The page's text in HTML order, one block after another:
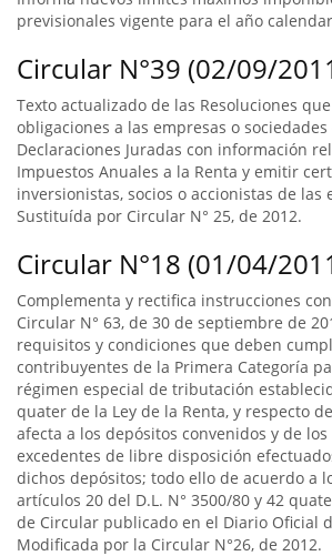
previsionales vigente para el año
Circular N°39 (02/09/
Texto actualizado de las Resoluciones
obligaciones a las empresas o
Declaraciones Juradas con información
Impuestos Anuales a la Renta y emitir
inversionistas, socios o accionistas de las
Sustituída por Circular N° 25, de 2012.
Circular N°18 (01/04/
Complementa y rectifica instrucciones
Circular N° 63, de 30 de septiembre de
requisitos y condiciones que deben
contribuyentes de la Primera Categoría
régimen especial de tributación
quater de la Ley de la Renta, y respecto
afecta a los depósitos convenidos y de
excedentes de libre disposición
dichos depósitos; todo ello de acuerdo a
artículos 20 del D.L. N° 3500/80 y 42
de Circular publicado en el Diario Oficial
Modificada por la Circular N°26, de 2012.